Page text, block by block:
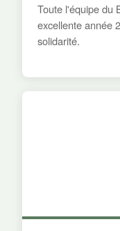
Toute l'équipe du
excellente année
solidarité.